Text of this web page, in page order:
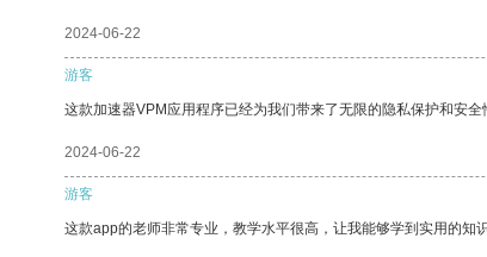
2024-06-22
游客
这款加速器VPM应用程序已经为我们带来了无限的隐私保护和安全
2024-06-22
游客
这款app的老师非常专业，教学水平很高，让我能够学到实用的知识